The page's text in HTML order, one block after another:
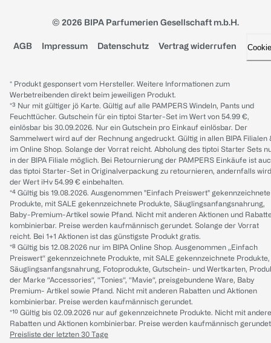
© 2026 BIPA Parfumerien Gesellschaft m.b.H.
AGB Impressum Datenschutz Vertrag widerrufen
* Produkt gesponsert vom Hersteller. Weitere Informationen zum
Werbetreibenden direkt beim jeweiligen Produkt.
*³ Nur mit gültiger jö Karte. Gültig auf alle PAMPERS Windeln, Pants und
Feuchttücher. Gutschein für ein tiptoi Starter-Set im Wert von 54.99 €,
einlösbar bis 30.09.2026. Nur ein Gutschein pro Einkauf einlösbar. Der
Sammelwert wird auf der Rechnung angedruckt. Gültig in allen BIPA Filialen
im Online Shop. Solange der Vorrat reicht. Abholung des tiptoi Starter Sets
in der BIPA Filiale möglich. Bei Retournierung der PAMPERS Einkäufe ist
das tiptoi Starter-Set in Originalverpackung zu retournieren, andernfalls wird
der Wert iHv 54.99 € einbehalten.
*⁴ Gültig bis 19.08.2026. Ausgenommen "Einfach Preiswert" gekennzeichnete
Produkte, mit SALE gekennzeichnete Produkte, Säuglingsanfangsnahrung,
Baby-Premium-Artikel sowie Pfand. Nicht mit anderen Aktionen und
kombinierbar. Preise werden kaufmännisch gerundet. Solange der Vorrat
reicht. Bei 1+1 Aktionen ist das günstigste Produkt gratis.
*⁸ Gültig bis 12.08.2026 nur im BIPA Online Shop. Ausgenommen „Einfach
Preiswert“ gekennzeichnete Produkte, mit SALE gekennzeichnete Produkte,
Säuglingsanfangsnahrung, Fotoprodukte, Gutschein- und Wertkarten,
der Marke “Accessories“, “Tonies“, “Mavie“, preisgebundene Ware, Baby
Premium- Artikel sowie Pfand. Nicht mit anderen Rabatten und Aktionen
kombinierbar. Preise werden kaufmännisch gerundet.
*¹⁰ Gültig bis 02.09.2026 nur auf gekennzeichnete Produkte. Nicht mit
Rabatten und Aktionen kombinierbar. Preise werden kaufmännisch
Preisliste der letzten 30 Tage